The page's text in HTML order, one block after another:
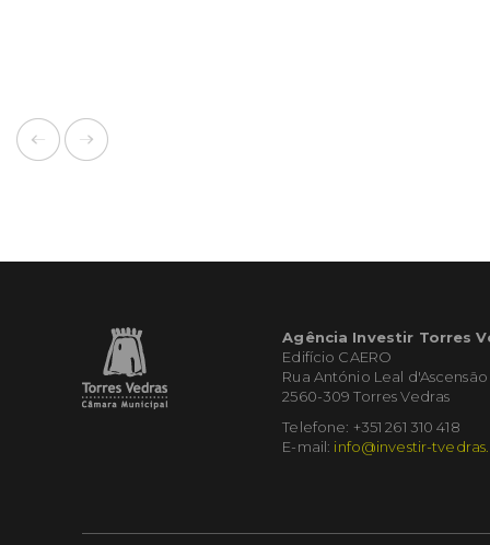
Agência Investir Torres
Edifício CAERO
Rua António Leal d'Ascensão
2560-309 Torres Vedras
Telefone: +351 261 310 418
E-mail: info@investir-